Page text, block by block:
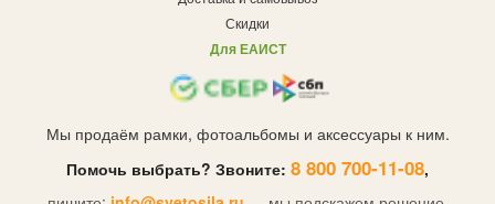
Скидки
Для ЕАИСТ
Мы продаём рамки, фотоальбомы и аксессуары к ним.
Помочь выбрать? Звоните: 8 800 700-11-08,